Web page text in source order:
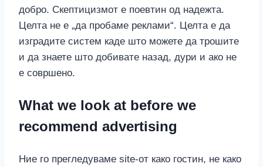
добро. Скептицизмот е поевтин од надежта.
Целта не е „да пробаме реклами“. Целта е да
изградите систем каде што можете да трошите
и да знаете што добивате назад, дури и ако не
е совршено.
What we look at before we
recommend advertising
Ние го прегледуваме site-от како гостин, не како